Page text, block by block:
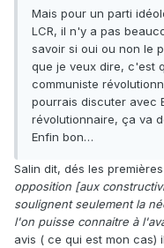
Mais pour un parti
LCR, il n'y a pas
savoir si oui ou non le
que je veux dire, c'est
communiste
pourrais discuter avec
révolutionnaire, ça va
Enfin bon…
Salin dit, dés les
opposition [aux
soulignent seulement la
l'on puisse connaitre à
avis ( ce qui est mon